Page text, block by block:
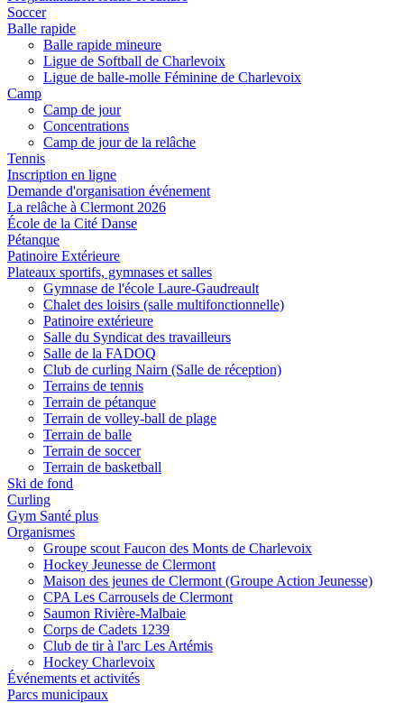
Soccer
Balle rapide
Balle rapide mineure
Ligue de Softball de Charlevoix
Ligue de balle-molle Féminine de Charlevoix
Camp
Camp de jour
Concentrations
Camp de jour de la relâche
Tennis
Inscription en ligne
Demande d'organisation événement
La relâche à Clermont 2026
École de la Cité Danse
Pétanque
Patinoire Extérieure
Plateaux sportifs, gymnases et salles
Gymnase de l'école Laure-Gaudreault
Chalet des loisirs (salle multifonctionnelle)
Patinoire extérieure
Salle du Syndicat des travailleurs
Salle de la FADOQ
Club de curling Nairn (Salle de réception)
Terrains de tennis
Terrain de pétanque
Terrain de volley-ball de plage
Terrain de balle
Terrain de soccer
Terrain de basketball
Ski de fond
Curling
Gym Santé plus
Organismes
Groupe scout Faucon des Monts de Charlevoix
Hockey Jeunesse de Clermont
Maison des jeunes de Clermont (Groupe Action Jeunesse)
CPA Les Carrousels de Clermont
Saumon Rivière-Malbaie
Corps de Cadets 1239
Club de tir à l'arc Les Artémis
Hockey Charlevoix
Événements et activités
Parcs municipaux